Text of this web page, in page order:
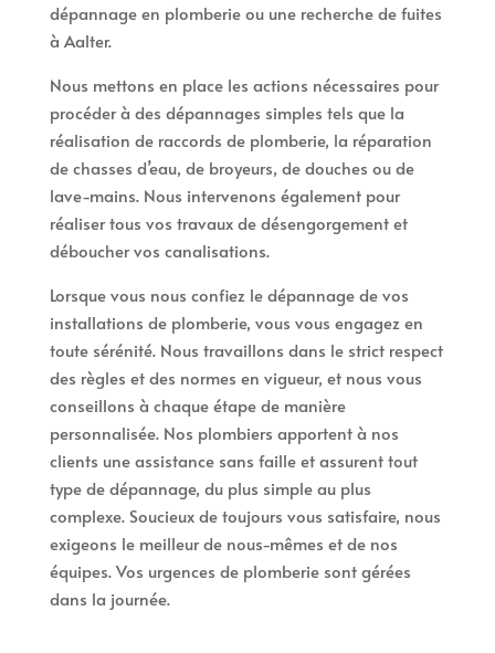
dépannage en plomberie ou une recherche de fuites
à Aalter.
Nous mettons en place les actions nécessaires pour
procéder à des dépannages simples tels que la
réalisation de raccords de plomberie, la réparation
de chasses d’eau, de broyeurs, de douches ou de
lave-mains. Nous intervenons également pour
réaliser tous vos travaux de désengorgement et
déboucher vos canalisations.
Lorsque vous nous confiez le dépannage de vos
installations de plomberie, vous vous engagez en
toute sérénité. Nous travaillons dans le strict respect
des règles et des normes en vigueur, et nous vous
conseillons à chaque étape de manière
personnalisée. Nos plombiers apportent à nos
clients une assistance sans faille et assurent tout
type de dépannage, du plus simple au plus
complexe. Soucieux de toujours vous satisfaire, nous
exigeons le meilleur de nous-mêmes et de nos
équipes. Vos urgences de plomberie sont gérées
dans la journée.